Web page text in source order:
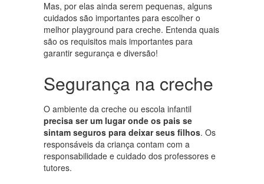
Mas, por elas ainda serem pequenas, alguns
cuidados são importantes para escolher o
melhor playground para creche. Entenda quais
são os requisitos mais importantes para
garantir segurança e diversão!
Segurança na creche
O ambiente da creche ou escola infantil
precisa ser um lugar onde os pais se
sintam seguros para deixar seus filhos. Os
responsáveis da criança contam com a
responsabilidade e cuidado dos professores e
tutores.